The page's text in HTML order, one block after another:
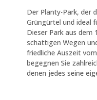
Der Planty-Park, der
Grüngürtel und ideal
Dieser Park aus dem
schattigen Wegen
friedliche Auszeit
begegnen Sie
denen jedes seine